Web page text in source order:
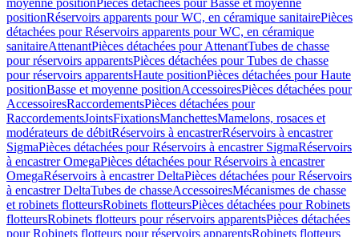
moyenne positionPièces détachées pour Basse et moyenne
positionRéservoirs apparents pour WC, en céramique sanitairePièces
détachées pour Réservoirs apparents pour WC, en céramique
sanitaireAttenantPièces détachées pour AttenantTubes de chasse
pour réservoirs apparentsPièces détachées pour Tubes de chasse
pour réservoirs apparentsHaute positionPièces détachées pour Haute
positionBasse et moyenne positionAccessoiresPièces détachées pour
AccessoiresRaccordementsPièces détachées pour
RaccordementsJointsFixationsManchettesMamelons, rosaces et
modérateurs de débitRéservoirs à encastrerRéservoirs à encastrer
SigmaPièces détachées pour Réservoirs à encastrer SigmaRéservoirs
à encastrer OmegaPièces détachées pour Réservoirs à encastrer
OmegaRéservoirs à encastrer DeltaPièces détachées pour Réservoirs
à encastrer DeltaTubes de chasseAccessoiresMécanismes de chasse
et robinets flotteursRobinets flotteursPièces détachées pour Robinets
flotteursRobinets flotteurs pour réservoirs apparentsPièces détachées
pour Robinets flotteurs pour réservoirs apparentsRobinets flotteurs